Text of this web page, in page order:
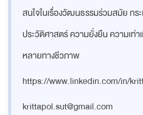
สนใจในเรื่องวัฒนธรรมร่วมสมัย กร
ประวัติศาสตร์ ความยั่งยืน ความเท่
หลายทางชีวภาพ
https://www.linkedin.com/in/
krittapol.sut@gmail.com